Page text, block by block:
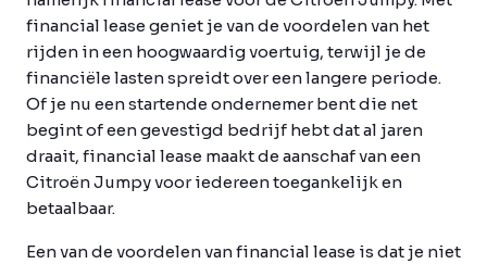
financial lease geniet je van de voordelen van het
rijden in een hoogwaardig voertuig, terwijl je de
financiële lasten spreidt over een langere periode.
Of je nu een startende ondernemer bent die net
begint of een gevestigd bedrijf hebt dat al jaren
draait, financial lease maakt de aanschaf van een
Citroën Jumpy voor iedereen toegankelijk en
betaalbaar.
Een van de voordelen van financial lease is dat je niet